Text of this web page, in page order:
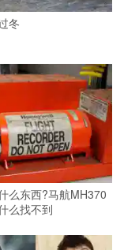
冬
么东西?马航MH370
么找不到